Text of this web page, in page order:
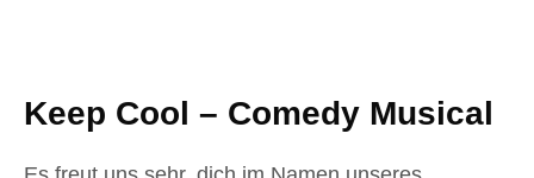
Keep Cool – Comedy Musical